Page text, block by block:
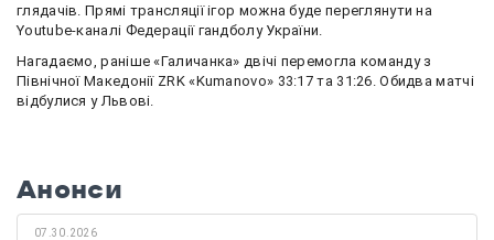
глядачів. Прямі трансляції ігор можна буде переглянути на
Youtube-каналі Федерації гандболу України.
Нагадаємо, раніше «Галичанка» двічі перемогла команду з
Північної Македонії ZRK «Kumanovo» 33:17 та 31:26. Обидва матчі
відбулися у Львові.
Анонси
07.30.2026